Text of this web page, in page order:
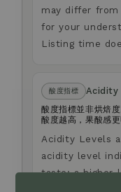
may differ from
for your
Listing time
酸度指標
Acidity
酸度指標並非烘焙
酸度越高，果酸感
Acidity Levels
acidity level
taste; a higher